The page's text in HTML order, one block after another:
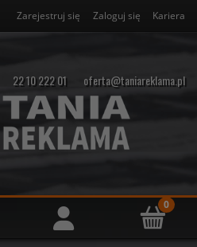
Zarejestruj się Zaloguj się Kariera
22 10 222 01 oferta@taniareklama.pl